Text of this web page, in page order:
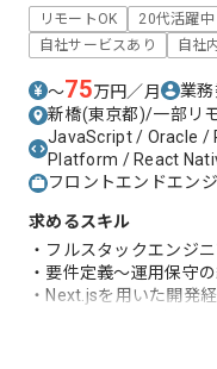
リモートOK 20代活躍中
自社サービスあり
自社
〜75万円／月 業
新橋(東京都)/一部リ
JavaScript / Oracle /
Platform / React
フロントエンドエン
求めるスキル
・フルスタックエンジ
・要件定義～運用保守
・Next.jsを用いた開発